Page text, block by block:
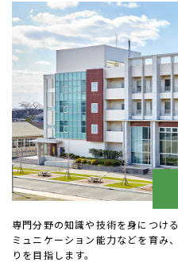
企業・地域の方へ
お問い
専門分野の知識や技術を身につけ
ミュニケーション能力などを育み
りを目指します。